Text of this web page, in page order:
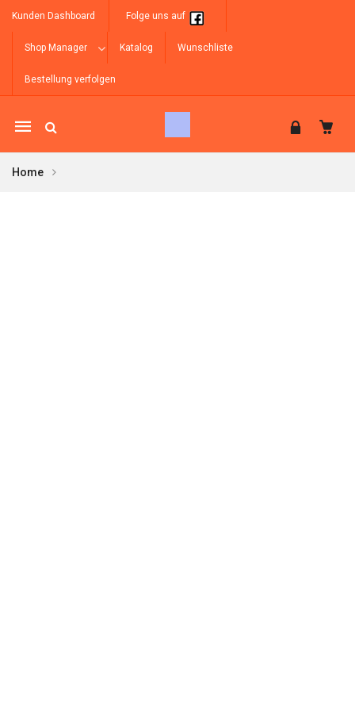
Kunden Dashboard Folge uns auf
Shop Manager Katalog Wunschliste
Bestellung verfolgen
Mobile
navigation
Home